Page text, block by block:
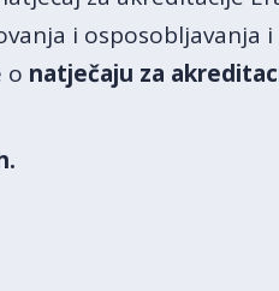
i osposobljavanja
o natječaju za